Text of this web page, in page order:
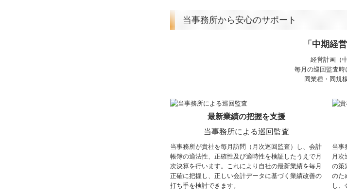
当事務所から安心のサポート
「中期経
経営計画（
毎月の巡回監査時
同業種・同規
最新業績の把握を支援
当事務所による巡回監査
当事務所が貴社を毎月訪問（月次巡回監査）し、会計
帳簿の適法性、正確性及び適時性を検証したうえで月
次決算を行います。これにより自社の最新業績を毎月
正確に把握し、正しい会計データに基づく業績改善の
打ち手を検討できます。
当事
月
の策
のた
し、